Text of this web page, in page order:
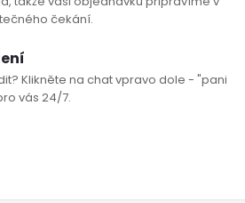
čekání.
Klikněte na chat vpravo dole - "pani
vás 24/7.